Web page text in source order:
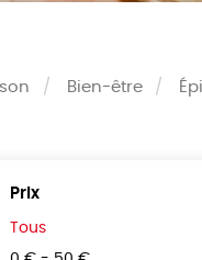
Bien-être
Prix
Tous